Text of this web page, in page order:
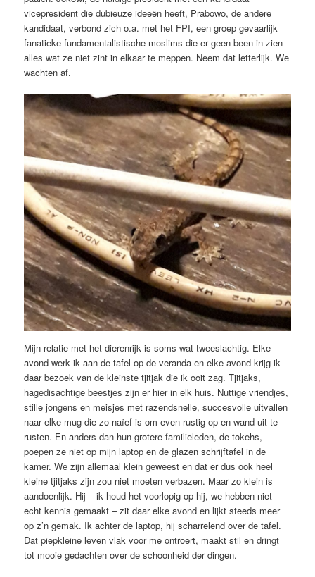
vicepresident die dubieuze ideeën heeft, Prabowo, de andere
kandidaat, verbond zich o.a. met het FPI, een groep gevaarlijk
fanatieke fundamentalistische moslims die er geen been in zien
alles wat ze niet zint in elkaar te meppen. Neem dat letterlijk. We
wachten af.
Mijn relatie met het dierenrijk is soms wat tweeslachtig. Elke
avond werk ik aan de tafel op de veranda en elke avond krijg ik
daar bezoek van de kleinste tjitjak die ik ooit zag. Tjitjaks,
hagedisachtige beestjes zijn er hier in elk huis. Nuttige vriendjes,
stille jongens en meisjes met razendsnelle, succesvolle uitvallen
naar elke mug die zo naïef is om even rustig op en wand uit te
rusten. En anders dan hun grotere familieleden, de tokehs,
poepen ze niet op mijn laptop en de glazen schrijftafel in de
kamer. We zijn allemaal klein geweest en dat er dus ook heel
kleine tjitjaks zijn zou niet moeten verbazen. Maar zo klein is
aandoenlijk. Hij – ik houd het voorlopig op hij, we hebben niet
echt kennis gemaakt – zit daar elke avond en lijkt steeds meer
op z’n gemak. Ik achter de laptop, hij scharrelend over de tafel.
Dat piepkleine leven vlak voor me ontroert, maakt stil en dringt
tot mooie gedachten over de schoonheid der dingen.